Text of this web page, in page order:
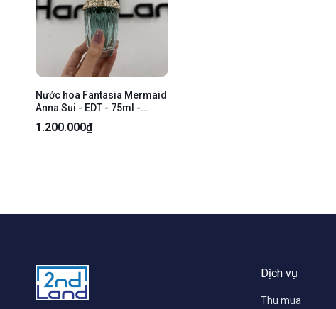
Nước hoa Fantasia Mermaid
Anna Sui - EDT - 75ml -
Tester - Box
1.200.000₫
Dịch vụ
Thu mua